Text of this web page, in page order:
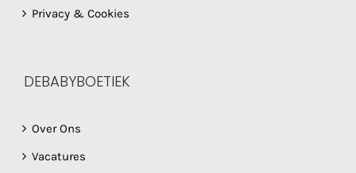
Privacy & Cookies
DEBABYBOETIEK
Over Ons
Vacatures